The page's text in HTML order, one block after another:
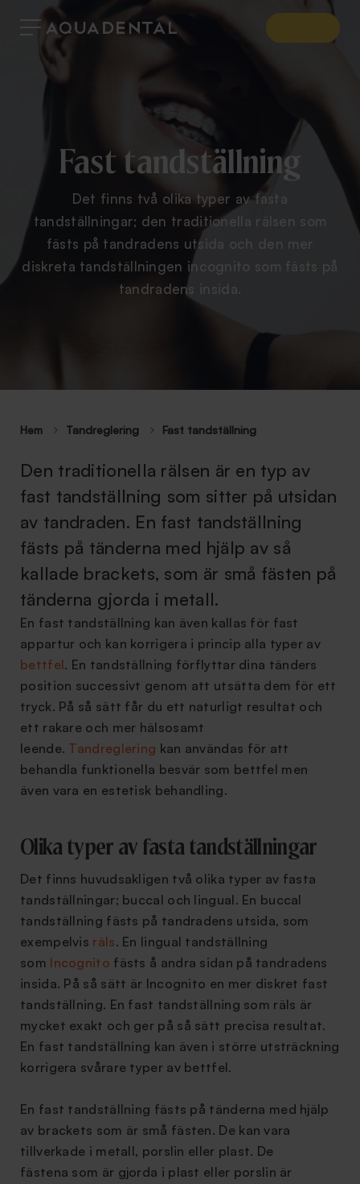
Fast tandställning
Det finns två olika typer av fasta
tandställningar; den traditionella rälsen som
fästs på tandradens utsida och den mer
diskreta tandställningen incognito som fästs på
tandradens insida.
Hem Tandreglering Fast tandställning
Den traditionella rälsen är en typ av
fast tandställning som sitter på utsidan
av tandraden. En fast tandställning
fästs på tänderna med hjälp av så
kallade brackets, som är små fästen på
tänderna gjorda i metall.
En fast tandställning kan även kallas för fast
appartur och kan korrigera i princip alla typer av
bettfel. En tandställning förflyttar dina tänders
position successivt genom att utsätta dem för ett
tryck. På så sätt får du ett naturligt resultat och
ett rakare och mer hälsosamt
leende. Tandreglering kan användas för att
behandla funktionella besvär som bettfel men
även vara en estetisk behandling.
Olika typer av fasta tandställningar
Det finns huvudsakligen två olika typer av fasta
tandställningar; buccal och lingual. En buccal
tandställning fästs på tandradens utsida, som
exempelvis räls. En lingual tandställning
som Incognito fästs å andra sidan på tandradens
insida. På så sätt är Incognito en mer diskret fast
tandställning. En fast tandställning som räls är
mycket exakt och ger på så sätt precisa resultat.
En fast tandställning kan även i större utsträckning
korrigera svårare typer av bettfel.
En fast tandställning fästs på tänderna med hjälp
av brackets som är små fästen. De kan vara
tillverkade i metall, porslin eller plast. De
fästena som är gjorda i plast eller porslin är